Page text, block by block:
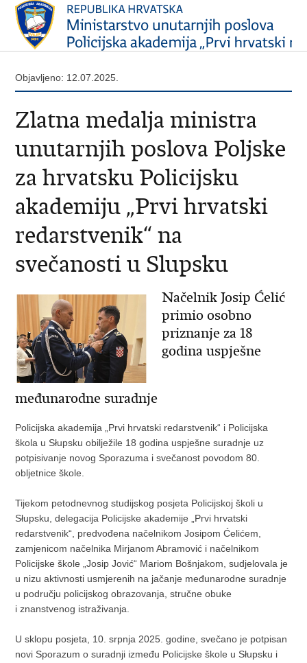
Objavljeno: 12.07.2025.
Zlatna medalja ministra
unutarnjih poslova Poljske
za hrvatsku Policijsku
akademiju „Prvi hrvatski
redarstvenik“ na
svečanosti u Slupsku
Načelnik Josip Ćelić
primio osobno
priznanje za 18
godina uspješne
međunarodne suradnje
Policijska akademija „Prvi hrvatski redarstvenik“ i Policijska
škola u Słupsku obilježile 18 godina uspješne suradnje uz
potpisivanje novog Sporazuma i svečanost povodom 80.
obljetnice škole.
Tijekom petodnevnog studijskog posjeta Policijskoj školi u
Słupsku, delegacija Policijske akademije „Prvi hrvatski
redarstvenik“, predvođena načelnikom Josipom Ćelićem,
zamjenicom načelnika Mirjanom Abramović i načelnikom
Policijske škole „Josip Jović“ Mariom Bošnjakom, sudjelovala je
u nizu aktivnosti usmjerenih na jačanje međunarodne suradnje
u području policijskog obrazovanja, stručne obuke
i znanstvenog istraživanja.
U sklopu posjeta, 10. srpnja 2025. godine, svečano je potpisan
novi Sporazum o suradnji između Policijske škole u Słupsku i